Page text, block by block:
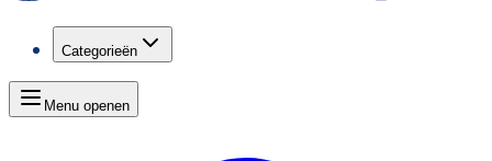
Categorieën
Menu openen